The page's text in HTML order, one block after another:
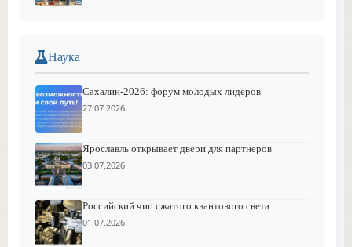
Наука
Сахалин-2026: форум молодых лидеров
27.07.2026
Ярославль открывает двери для партнеров
03.07.2026
Российский чип сжатого квантового света
01.07.2026